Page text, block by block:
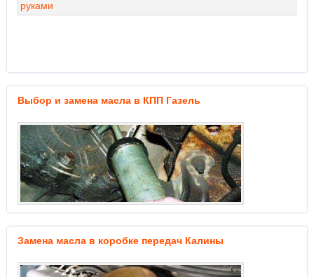
Выбор и замена масла в КПП Газель
Замена масла в коробке передач Калины